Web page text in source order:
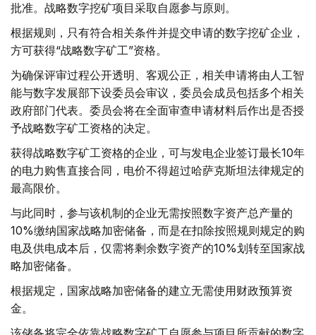
批准。战略数字挖矿项目采取自愿参与原则。
根据规则，只有符合相关条件并提交申请的数字挖矿企业，
方可获得“战略数字矿工”资格。
为确保评审过程公开透明、客观公正，相关申请将由人工智
能与数字发展部下设委员会审议，委员会成员包括多个相关
政府部门代表。委员会将在全面审查申请材料后作出是否授
予战略数字矿工资格的决定。
获得战略数字矿工资格的企业，可与发电企业签订最长10年
的电力购售直接合同，电价不得超过哈萨克斯坦法律规定的
最高限价。
与此同时，参与该机制的企业无需按照数字资产总产量的
10%缴纳国家战略加密储备，而是在扣除按照规则规定的购
电及供电成本后，仅需将剩余数字资产的10%划转至国家战
略加密储备。
根据规定，国家战略加密储备的建立无需使用财政预算资
金。